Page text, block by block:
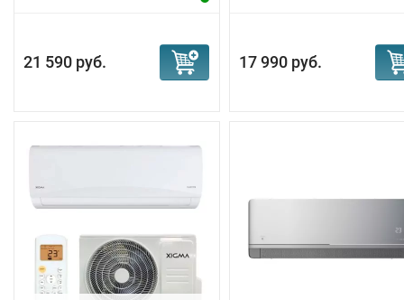
21 590 руб. 17 990 руб.